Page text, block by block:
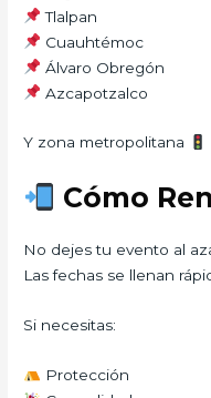
Tlalpan
Cuauhtémoc
Álvaro Obregón
Azcapotzalco
Y zona metropolitana
Cómo
No dejes tu evento al
Las fechas se llenan
Si necesitas:
Protección